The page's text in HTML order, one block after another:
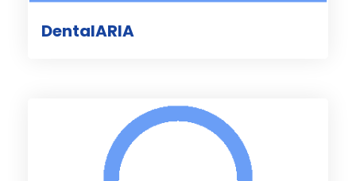
DentalARIA